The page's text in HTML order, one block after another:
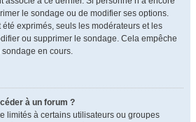
le sondage ou de modifier ses options.
exprimés, seuls les modérateurs et les
ou supprimer le sondage. Cela empêche
sondage en cours.
à un forum ?
limités à certains utilisateurs ou groupes